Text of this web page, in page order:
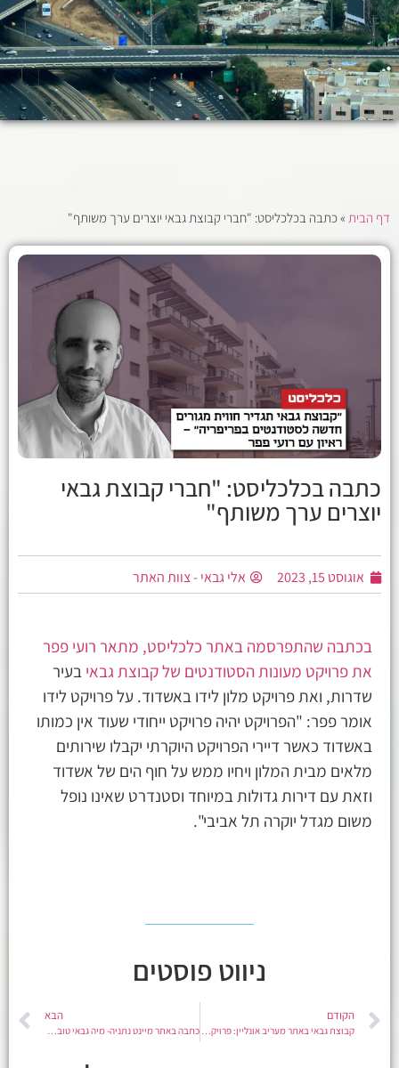
דף הבית » כתבה בכלכליסט: "חברי קבוצת גבאי יוצרים ערך משותף"
כתבה בכלכליסט: "חברי קבוצת גבאי
יוצרים ערך משותף"
אוגוסט 15, 2023 אלי גבאי - צוות האתר
בכתבה שהתפרסמה באתר כלכליסט, מתאר רועי פפר
את פרויקט מעונות הסטודנטים של קבוצת גבאי בעיר
שדרות, ואת פרויקט מלון לידו באשדוד. על פרויקט לידו
אומר פפר: "הפרויקט יהיה פרויקט ייחודי שעוד אין כמותו
באשדוד כאשר דיירי הפרויקט היוקרתי יקבלו שירותים
מלאים מבית המלון ויחיו ממש על חוף הים של אשדוד
וזאת עם דירות גדולות במיוחד וסטנדרט שאינו נופל
משום מגדל יוקרה תל אביבי".
ניווט פוסטים
הקודם
קבוצת גבאי באתר מעריב אונליין: פרויקט O-LIVE בקריית אונו
הבא
כתבה באתר מיינט נתניה- מיה גבאי טובול מדברת על פעילות הקבוצה בעיר